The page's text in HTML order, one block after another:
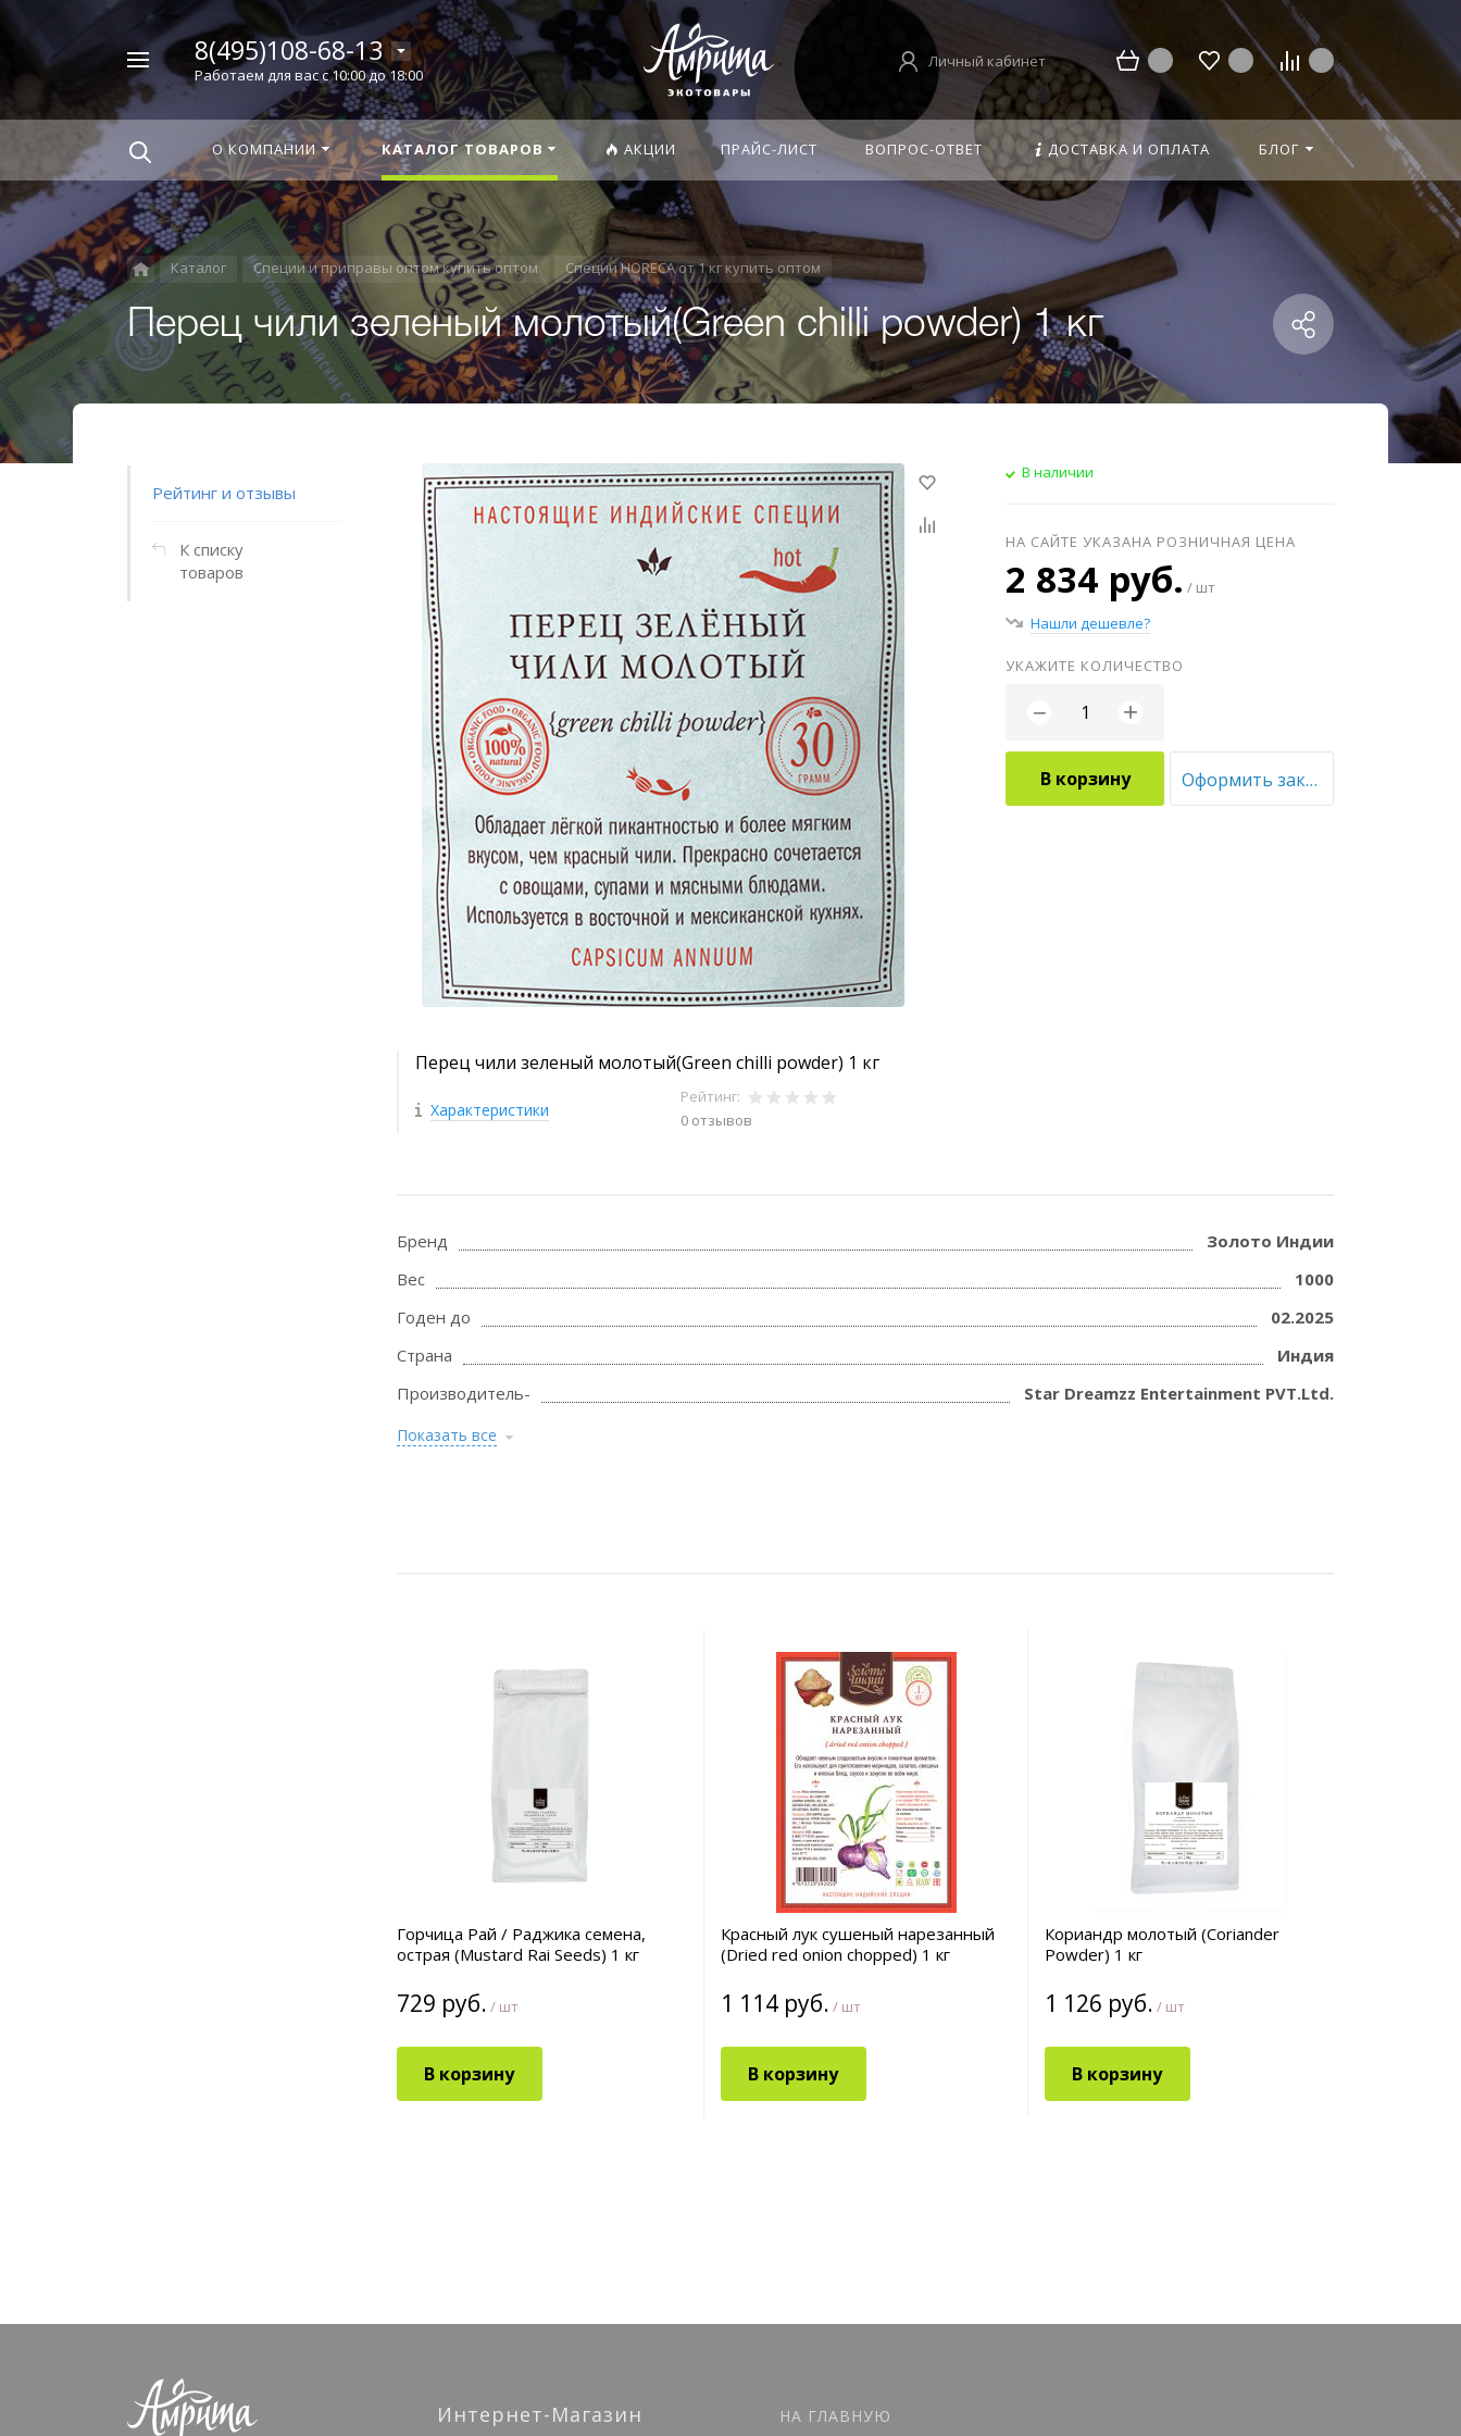
Найти
Например,
8(495)108-68-13
Работаем для вас с 10:00 до 18:00
Личный кабинет
О КОМПАНИИ КАТАЛОГ ТОВАРОВ АКЦИИ ПРАЙС-ЛИСТ ВОПРОС-ОТВЕТ ДОСТАВКА И ОПЛАТА БЛОГ
Каталог Специи и приправы оптом купить оптом Специи HORECA от 1 кг купить оптом
Перец чили зеленый молотый(Green chilli powder) 1 кг
Рейтинг и отзывы
К списку
товаров
Перец чили зеленый молотый(Green chilli powder) 1 кг
Характеристики
Рейтинг:
0 отзывов
В наличии
НА САЙТЕ УКАЗАНА РОЗНИЧНАЯ ЦЕНА
2 834 руб. / шт
Нашли дешевле?
УКАЖИТЕ КОЛИЧЕСТВО
− +
В корзину Оформить заказ оптом
Бренд
Золото Индии
Вес
1000
Годен до
02.2025
Страна
Индия
Производитель-
Star Dreamzz Entertainment PVT.Ltd.
Показать все
Горчица Рай / Раджика семена,
острая (Mustard Rai Seeds) 1 кг
729 руб. / шт
В корзину
Красный лук cушеный нарезанный
(Dried red onion chopped) 1 кг
1 114 руб. / шт
В корзину
Кориандр молотый (Coriander
Powder) 1 кг
1 126 руб. / шт
В корзину
Интернет-Магазин
НА ГЛАВНУЮ